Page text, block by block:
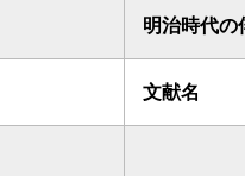
明治時代の
文献名